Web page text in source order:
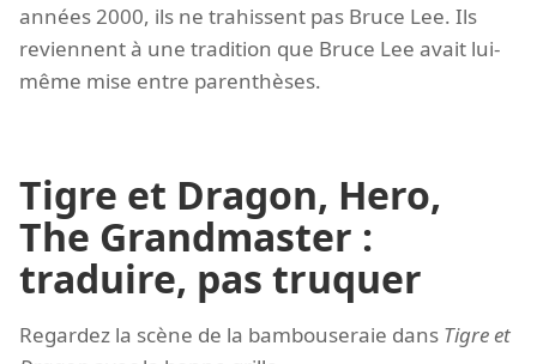
années 2000, ils ne trahissent pas Bruce Lee. Ils
reviennent à une tradition que Bruce Lee avait lui-
même mise entre parenthèses.
Tigre et Dragon, Hero,
The Grandmaster :
traduire, pas truquer
Regardez la scène de la bambouseraie dans Tigre et